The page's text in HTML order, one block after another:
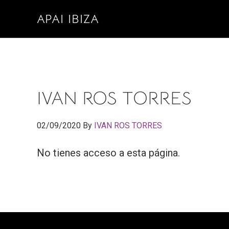
la
contenido
APAI IBIZA
IVAN ROS TORRES
02/09/2020 By IVAN ROS TORRES
No tienes acceso a esta página.